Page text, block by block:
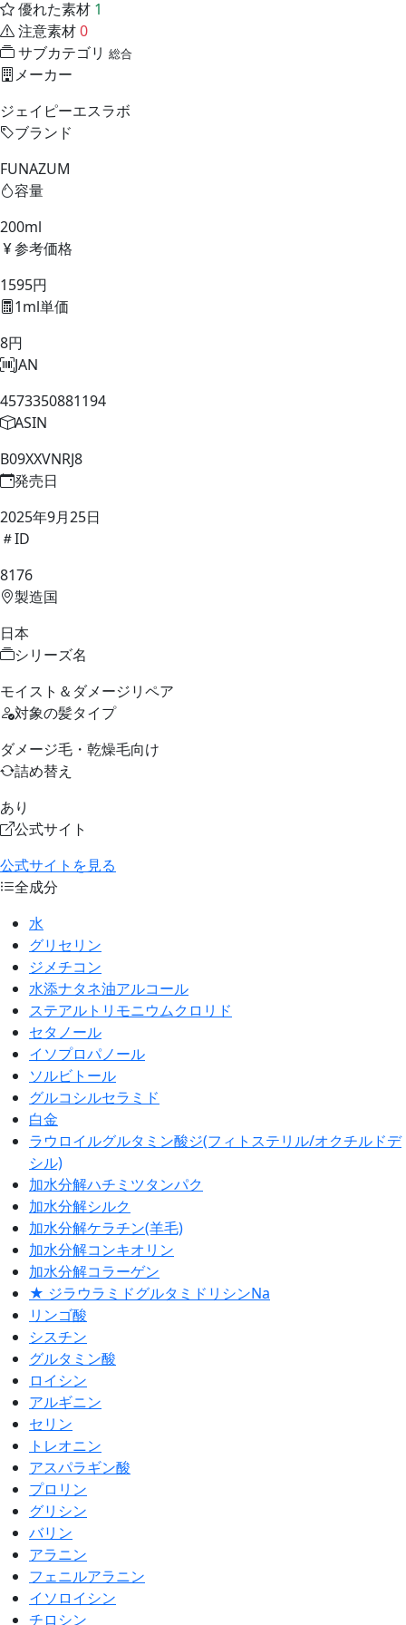
優れた素材 1
注意素材0
サブカテゴリ 総合
メーカー
ジェイピーエスラボ
ブランド
FUNAZUM
容量
200ml
参考価格
1595円
1ml単価
8円
JAN
4573350881194
ASIN
B09XXVNRJ8
発売日
2025年9月25日
ID
8176
製造国
日本
シリーズ名
モイスト＆ダメージリペア
対象の髪タイプ
ダメージ毛・乾燥毛向け
詰め替え
あり
公式サイト
公式サイトを見る
全成分
水
グリセリン
ジメチコン
水添ナタネ油アルコール
ステアルトリモニウムクロリド
セタノール
イソプロパノール
ソルビトール
グルコシルセラミド
白金
ラウロイルグルタミン酸ジ(フィトステリル/オクチルドデ
シル)
加水分解ハチミツタンパク
加水分解シルク
加水分解ケラチン(羊毛)
加水分解コンキオリン
加水分解コラーゲン
★ ジラウラミドグルタミドリシンNa
リンゴ酸
シスチン
グルタミン酸
ロイシン
アルギニン
セリン
トレオニン
アスパラギン酸
プロリン
グリシン
バリン
アラニン
フェニルアラニン
イソロイシン
チロシン